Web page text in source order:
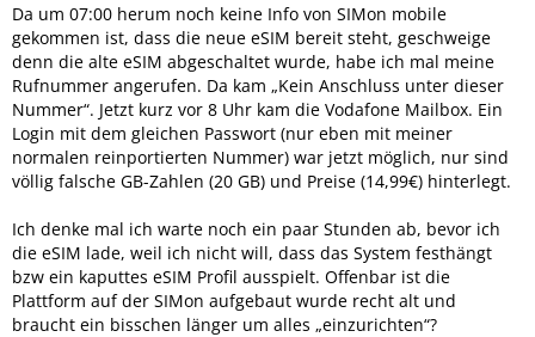
Da um 07:00 herum noch keine Info von SIMon mobile
gekommen ist, dass die neue eSIM bereit steht, geschweige
denn die alte eSIM abgeschaltet wurde, habe ich mal meine
Rufnummer angerufen. Da kam „Kein Anschluss unter dieser
Nummer“. Jetzt kurz vor 8 Uhr kam die Vodafone Mailbox. Ein
Login mit dem gleichen Passwort (nur eben mit meiner
normalen reinportierten Nummer) war jetzt möglich, nur sind
völlig falsche GB-Zahlen (20 GB) und Preise (14,99€) hinterlegt.
Ich denke mal ich warte noch ein paar Stunden ab, bevor ich
die eSIM lade, weil ich nicht will, dass das System festhängt
bzw ein kaputtes eSIM Profil ausspielt. Offenbar ist die
Plattform auf der SIMon aufgebaut wurde recht alt und
braucht ein bisschen länger um alles „einzurichten“?